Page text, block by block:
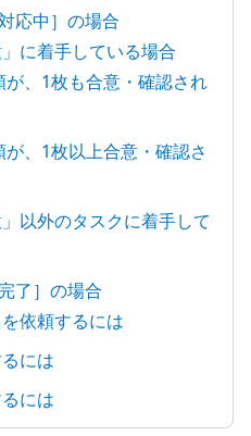
応中］の場合
に着手している場合
、1枚も合意・確認され
、1枚以上合意・確認さ
以外のタスクに着手して
了］の場合
依頼するには
には
には